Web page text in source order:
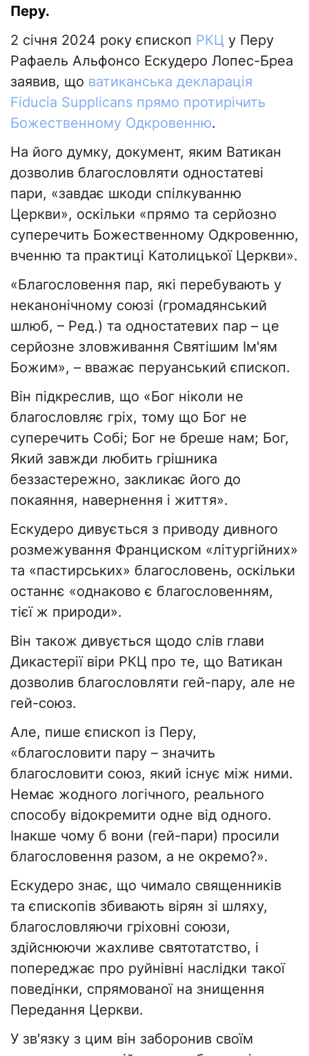
Перу.
2 січня 2024 року єпископ РКЦ у Перу
Рафаель Альфонсо Ескудеро Лопес-Бреа
заявив, що ватиканська декларація
Fiducia Supplicans прямо протирічить
Божественному Одкровенню.
На його думку, документ, яким Ватикан
дозволив благословляти одностатеві
пари, «завдає шкоди спілкуванню
Церкви», оскільки «прямо та серйозно
суперечить Божественному Одкровенню,
вченню та практиці Католицької Церкви».
«Благословення пар, які перебувають у
неканонічному союзі (громадянський
шлюб, – Ред.) та одностатевих пар – це
серйозне зловживання Святішим Ім'ям
Божим», – вважає перуанський єпископ.
Він підкреслив, що «Бог ніколи не
благословляє гріх, тому що Бог не
суперечить Собі; Бог не бреше нам; Бог,
Який завжди любить грішника
беззастережно, закликає його до
покаяння, навернення і життя».
Ескудеро дивується з приводу дивного
розмежування Франциском «літургійних»
та «пастирських» благословень, оскільки
останнє «однаково є благословенням,
тієї ж природи».
Він також дивується щодо слів глави
Дикастерії віри РКЦ про те, що Ватикан
дозволив благословляти гей-пару, але не
гей-союз.
Але, пише єпископ із Перу,
«благословити пару – значить
благословити союз, який існує між ними.
Немає жодного логічного, реального
способу відокремити одне від одного.
Інакше чому б вони (гей-пари) просили
благословення разом, а не окремо?».
Ескудеро знає, що чимало священників
та єпископів збивають вірян зі шляху,
благословляючи гріховні союзи,
здійснюючи жахливе святотатство, і
попереджає про руйнівні наслідки такої
поведінки, спрямованої на знищення
Передання Церкви.
У зв'язку з цим він заборонив своїм